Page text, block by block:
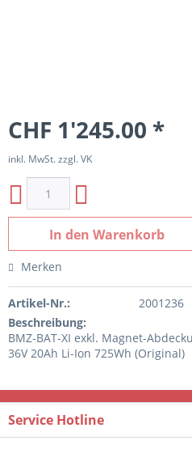
CHF 1'245.00 *
inkl. MwSt. zzgl. VK
In den Warenkorb
Merken
Artikel-Nr.:
2001236
Beschreibung:
BMZ-BAT-XI exkl. Magnet-
36V 20Ah Li-Ion 725Wh (Original)
Service Hotline